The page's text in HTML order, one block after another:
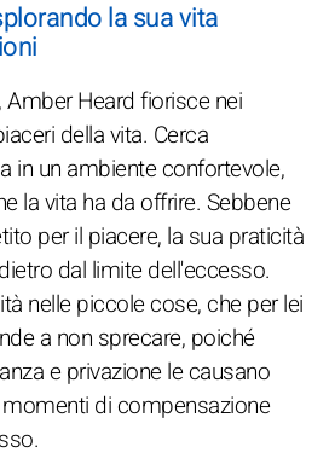
la sua vita
Amber Heard fiorisce nei
della vita. Cerca
in un ambiente confortevole,
la vita ha da offrire. Sebbene
per il piacere, la sua praticità
dal limite dell'eccesso.
nelle piccole cose, che per lei
a non sprecare, poiché
e privazione le causano
di compensazione